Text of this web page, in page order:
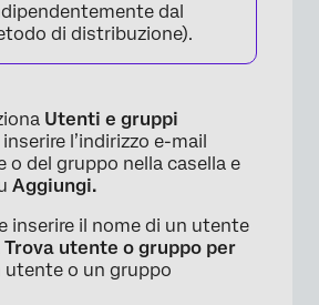
dal
di distribuzione).
Utenti e gruppi
inserire l’indirizzo e-mail
o del gruppo nella casella e
Aggiungi.
inserire il nome di un utente
Trova utente o gruppo per
utente o un gruppo